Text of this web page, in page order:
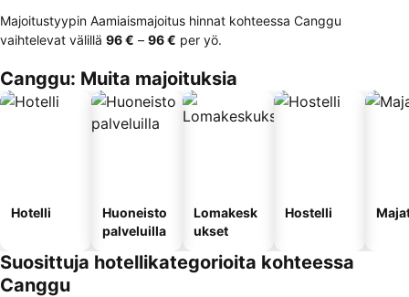
Majoitustyypin Aamiaismajoitus hinnat kohteessa Canggu
vaihtelevat välillä ‎96 € – ‎96 € per yö.
Canggu: Muita majoituksia
Hotelli
Huoneisto
palveluilla
Lomakesk
ukset
Hostelli
Suosittuja hotellikategorioita kohteessa
Canggu